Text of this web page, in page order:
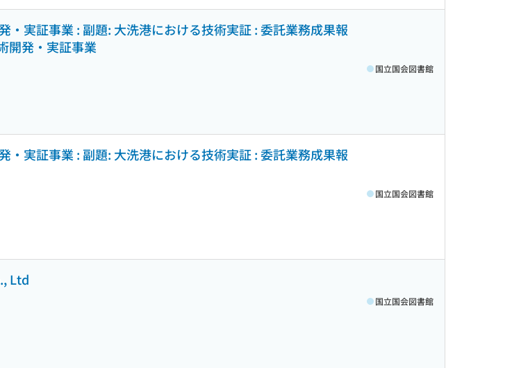
実証事業 : 副題: 大洗港における技術実証 : 委託業務成果報
開発・実証事業
国立国会図書館
実証事業 : 副題: 大洗港における技術実証 : 委託業務成果報
国立国会図書館
Ltd
国立国会図書館